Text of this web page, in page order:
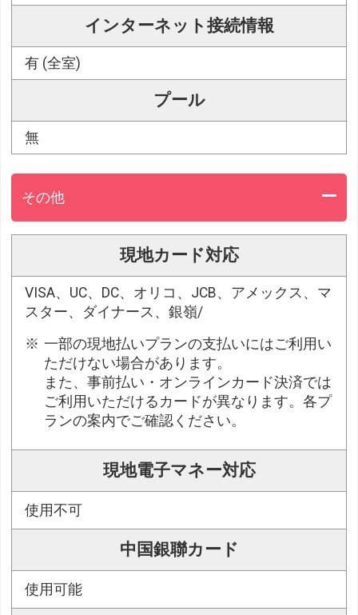
インターネット接続情報
有 (全室)
プール
無
その他
現地カード対応
VISA、UC、DC、オリコ、JCB、アメックス、マ
スター、ダイナース、銀嶺/
一部の現地払いプランの支払いにはご利用い
ただけない場合があります。
また、事前払い・オンラインカード決済では
ご利用いただけるカードが異なります。各プ
ランの案内でご確認ください。
現地電子マネー対応
使用不可
中国銀聯カード
使用可能